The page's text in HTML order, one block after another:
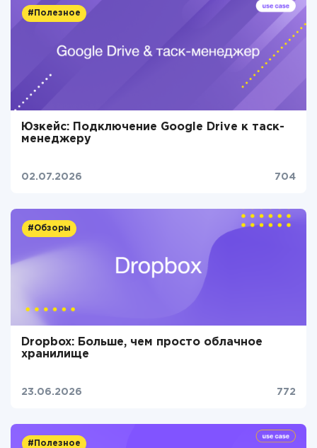
#Полезное
Юзкейс: Подключение Google Drive к таск-
менеджеру
02.07.2026 704
#Обзоры
Dropbox: Больше, чем просто облачное
хранилище
23.06.2026 772
#Полезное